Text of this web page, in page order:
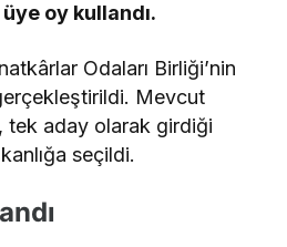
oy kullandı.
Odaları Birliği’nin
Mevcut
tek aday olarak girdiği
seçildi.